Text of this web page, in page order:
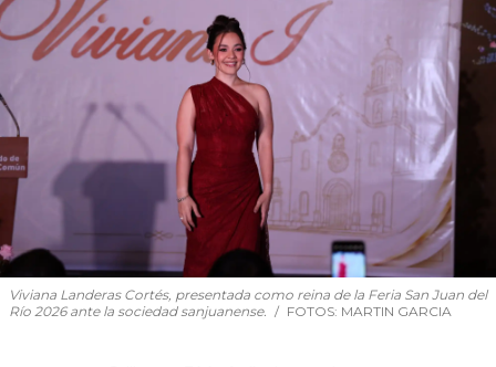
Viviana Landeras Cortés, presentada como reina de la Feria San Juan del
Río 2026 ante la sociedad sanjuanense.
FOTOS: MARTIN GARCIA